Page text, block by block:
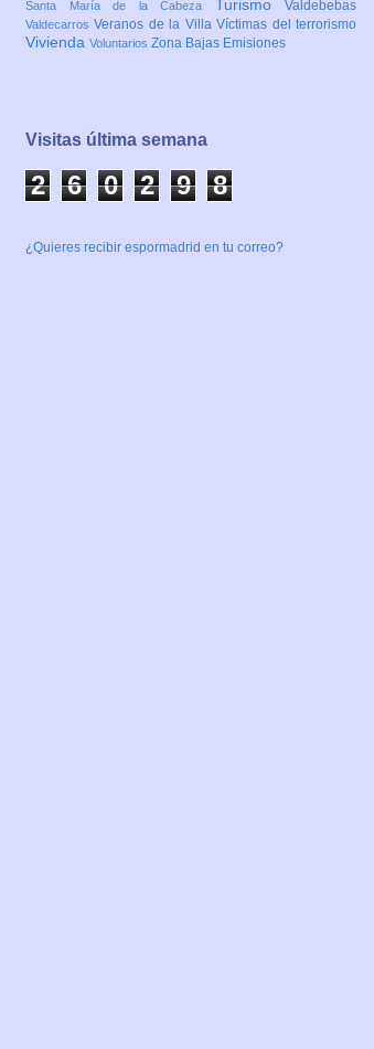
Santa María de la Cabeza Turismo Valdebebas
ValdecarrosVeranos de la VillaVíctimas del terrorismo
Vivienda Voluntarios Zona Bajas Emisiones
Visitas última semana
2 6 0 2 9 8
¿Quieres recibir espormadrid en tu correo?